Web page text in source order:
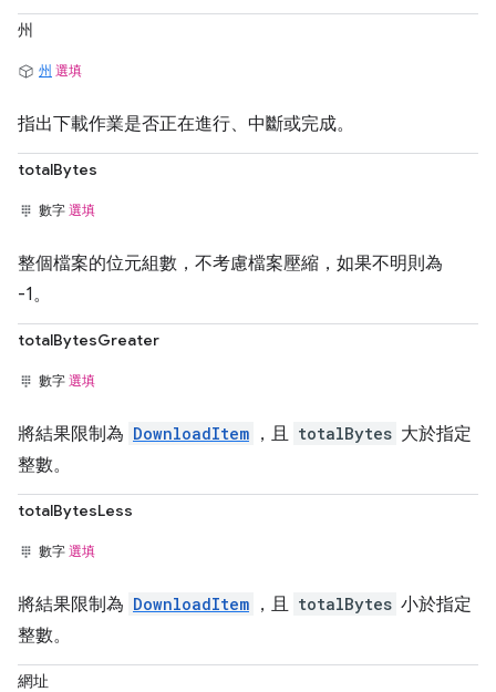
州
州 選填
指出下載作業是否正在進行、中斷或完成。
totalBytes
數字 選填
整個檔案的位元組數，不考慮檔案壓縮，如果不明則為
-1。
totalBytesGreater
數字 選填
將結果限制為 DownloadItem ，且 totalBytes 大於指定
整數。
totalBytesLess
數字 選填
將結果限制為 DownloadItem ，且 totalBytes 小於指定
整數。
網址